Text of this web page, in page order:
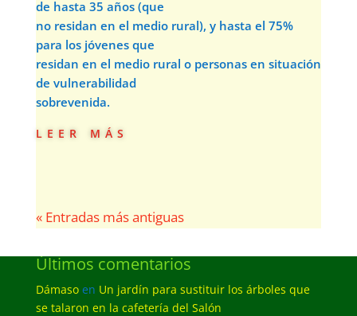
de hasta 35 años (que
no residan en el medio rural), y hasta el 75%
para los jóvenes que
residan en el medio rural o personas en situación
de vulnerabilidad
sobrevenida.
leer más
« Entradas más antiguas
Últimos comentarios
Dámasoen Un jardín para sustituir los árboles que
se talaron en la cafetería del Salón